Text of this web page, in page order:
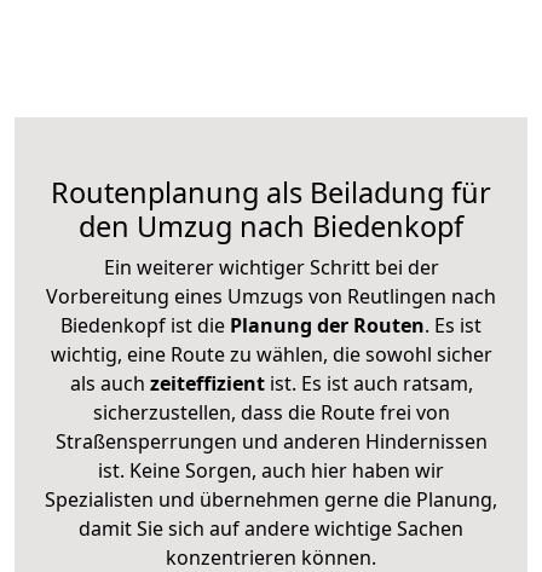
Routenplanung als Beiladung für
den Umzug nach Biedenkopf
Ein weiterer wichtiger Schritt bei der
Vorbereitung eines Umzugs von Reutlingen nach
Biedenkopf ist die Planung der Routen. Es ist
wichtig, eine Route zu wählen, die sowohl sicher
als auch zeiteffizientist. Es ist auch ratsam,
sicherzustellen, dass die Route frei von
Straßensperrungen und anderen Hindernissen
ist. Keine Sorgen, auch hier haben wir
Spezialisten und übernehmen gerne die Planung,
damit Sie sich auf andere wichtige Sachen
konzentrieren können.